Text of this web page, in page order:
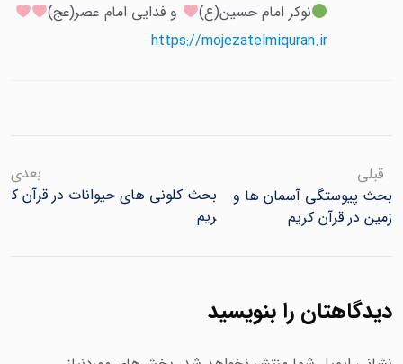
نوکر امام حسین(ع)
و فدایی امام عصر(عج)
https://mojezatelmiquran.ir
قبلی
بحث پیوستگی آسمان ها و
زمین در قرآن کریم
بعدی
بحث کلونی های حیوانات در قرآن ک
ریم
دیدگاهتان را بنویسید